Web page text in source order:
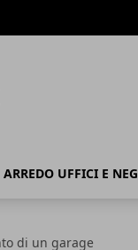
ARREDO UFFICI E
di un garage